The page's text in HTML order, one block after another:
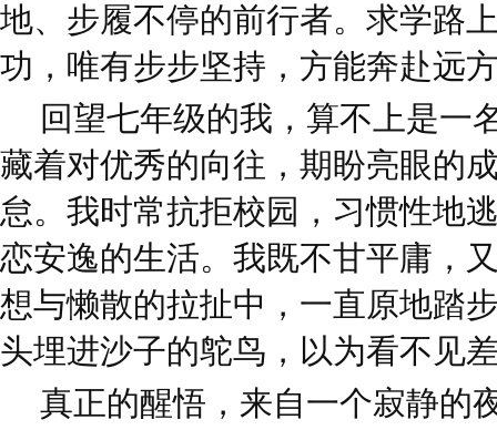
地、步履不停的前行者。求学路
功，唯有步步坚持，方能奔赴远
回望七年级的我，算不上是一
藏着对优秀的向往，期盼亮眼的
怠。我时常抗拒校园，习惯性地
恋安逸的生活。我既不甘平庸，
想与懒散的拉扯中，一直原地踏
头埋进沙子的鸵鸟，以为看不见
真正的醒悟，来自一个寂静的